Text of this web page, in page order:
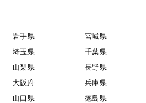
岩手県 宮城県
埼玉県 千葉県
山梨県 長野県
大阪府 兵庫県
山口県 徳島県